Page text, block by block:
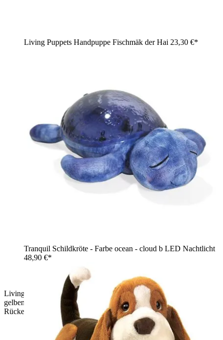
Living Puppets Handpuppe Slow Moe die Schildkröte mit
gelbem Bauch, pink-orangem Haarschopf und Panzer auf dem
Rücken, winkend
Living Puppets Handpuppe Fischmäk der Hai 23,30 €*
Tranquil Schildkröte - Farbe ocean - cloud b LED Nachtlicht
48,90 €*